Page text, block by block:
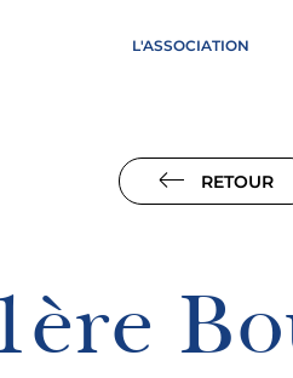
L'ASSOCIATION
RETOUR